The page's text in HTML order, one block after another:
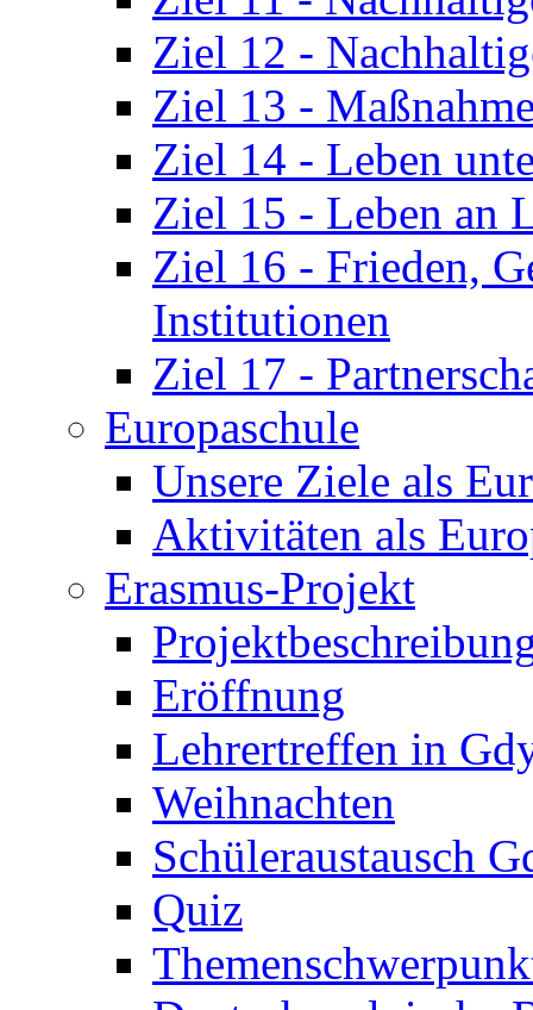
Ziel 12 -
Ziel 13 -
Ziel 14 - Leben
Ziel 15 - Leben an
Ziel 16 - Frieden,
Institutionen
Ziel 17 -
Europaschule
Unsere Ziele als
Aktivitäten als
Erasmus-Projekt
Eröffnung
Lehrertreffen in
Weihnachten
Schüleraustausch
Quiz